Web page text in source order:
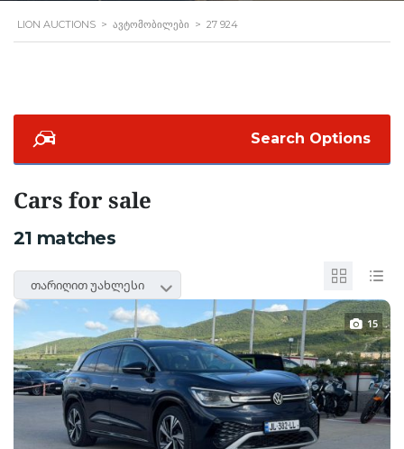
LION AUCTIONS > ᲐᲕᲢᲝᲛᲝᲑᲘᲚᲔᲑᲘ > 27 924
Search Options
Cars for sale
21 matches
თარიღით უახლესი
15